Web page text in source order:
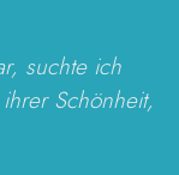
suchte ich
Schönheit,